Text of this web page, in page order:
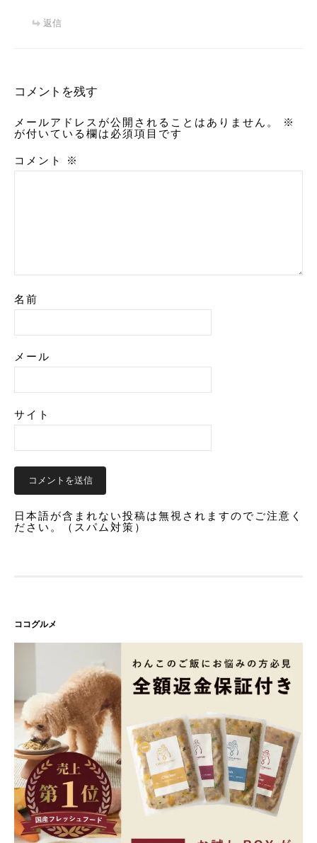
返信
コメントを残す
メールアドレスが公開されることはありません。
※
が付いている欄は必須項目です
コメント ※
名前
メール
サイト
日本語が含まれない投稿は無視されますのでご注意く
ださい。（スパム対策）
ココグルメ